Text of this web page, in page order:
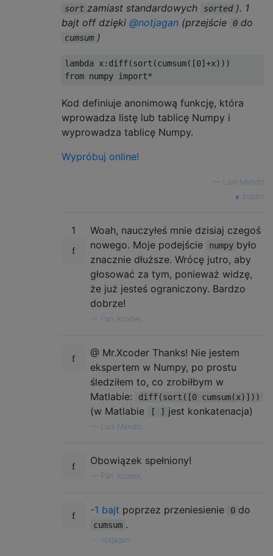
sort zamiast standardowych sorted ). 1
bajt off dzięki @notjagan (przejście 0 do
cumsum )
lambda x: diff(sort (cumsum([0]+x)))
from numpy import*
Kod definiuje anonimową funkcję, która
wprowadza listę lub tablicę Numpy i
wyprowadza tablicę Numpy.
Wypróbuj online!
Luis Mendo
źródło
1
Woah, nauczyłeś mnie dzisiaj czegoś
nowego. Moje podejście
numpy było
znacznie dłuższe. Wrócę jutro, aby
głosować za tym, ponieważ widzę,
że już jesteś ograniczony. Bardzo
dobrze!
Pan Xcoder,
@ Mr.Xcoder Thanks! Nie jestem
ekspertem w Numpy, po prostu
śledziłem to, co zrobiłbym w
Matlabie:
diff(sort([0 cumsum(x)]))
(w Matlabie [ ] jest konkatenacja)
Luis Mendo,
Obowiązek spełniony!
Pan Xcoder,
-1 bajt poprzez przeniesienie 0 do
cumsum .
notjagan